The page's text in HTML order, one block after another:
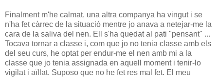
Finalment m'he calmat, una altra companya ha vingut i se
n'ha fet càrrec de la situació mentre jo anava a netejar-me la
cara de la saliva del nen. Ell s'ha quedat al pati "pensant" ...
Tocava tornar a classe i, com que jo no tenia classe amb els
del seu curs, he optat per endur-me el nen amb mi a la
classe que jo tenia assignada en aquell moment i tenir-lo
vigilat i aïllat. Suposo que no he fet res mal fet. El meu